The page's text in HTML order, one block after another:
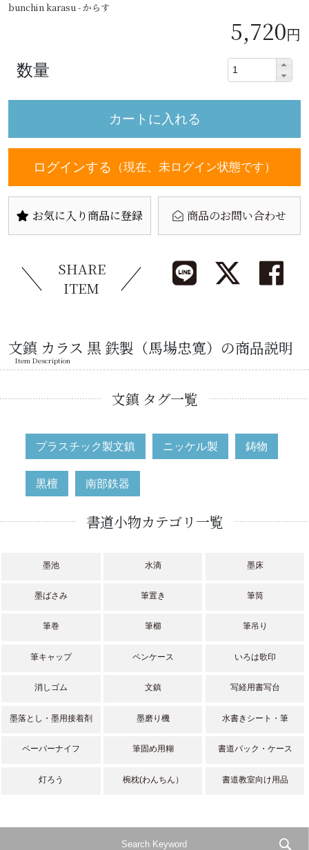
bunchin karasu - からす
5,720円
数量
ログインする （現在、未ログイン状態です）
お気に入り商品に登録 商品のお問い合わせ
SHARE
ITEM
文鎮 カラス 黒 鉄製（馬場忠寛）の商品説明
Item Description
文鎮 タグ一覧
プラスチック製文鎮 ニッケル製 鋳物
黒檀 南部鉄器
書道小物カテゴリ一覧
墨池 水滴 墨床
墨ばさみ 筆置き 筆筒
筆巻 筆櫛 筆吊り
筆キャップ ペンケース いろは歌印
消しゴム 文鎮 写経用書写台
墨落とし・墨用接着剤 墨磨り機 水書きシート・筆
ペーパーナイフ 筆固め用糊 書道バック・ケース
灯ろう 椀枕(わんちん） 書道教室向け用品